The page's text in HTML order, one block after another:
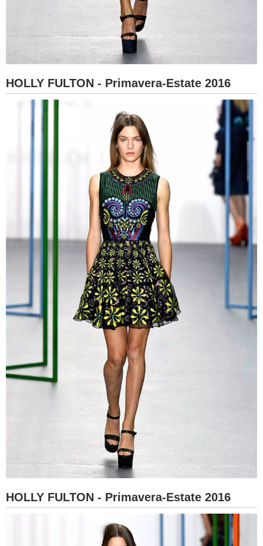
HOLLY FULTON - Primavera-Estate 2016
HOLLY FULTON - Primavera-Estate 2016